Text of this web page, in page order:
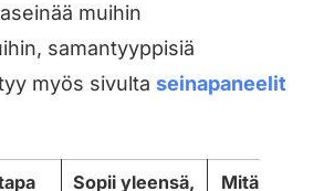
muihin
samantyyppisiä
myös sivulta seinapaneelit
Sopii yleensä,
Mitä on